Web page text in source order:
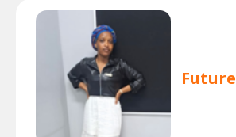
Future